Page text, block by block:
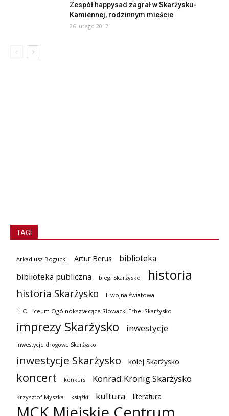
Zespół happysad zagrał w Skarżysku-
Kamiennej, rodzinnym mieście
26 lutego 2017
TAGI
Arkadiusz Bogucki Artur Berus
biblioteka
biblioteka publiczna
biegi Skarżysko historia
historia Skarżysko II wojna światowa
I LO Liceum Ogólnokształcące Słowacki Erbel Skarżysko
imprezy Skarżysko inwestycje
inwestycje drogowe Skarżysko
inwestycje Skarżysko kolej Skarżysko
koncert konkurs Konrad Krönig Skarżysko
Krzysztof Myszka książki kultura literatura